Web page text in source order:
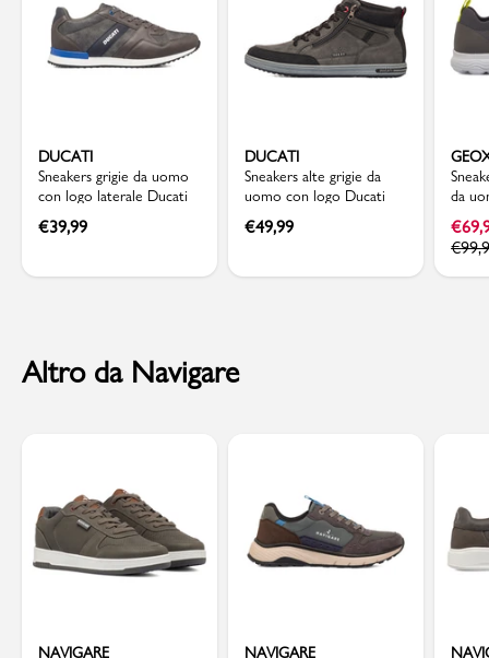
DUCATI
Sneakers grigie da uomo
con logo laterale Ducati
€39,99
DUCATI
Sneakers alte grigie da
uomo con logo Ducati
€49,99
da
€
€
Altro da Navigare
NAVIGARE
NAVIGARE